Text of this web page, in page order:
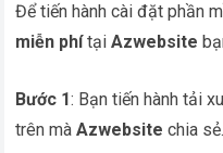
Để tiến hành cài đặt phần
miễn phítạiAzwebsite
Bước 1: Bạn tiến hành tải
trên mà Azwebsite chia sẻ.